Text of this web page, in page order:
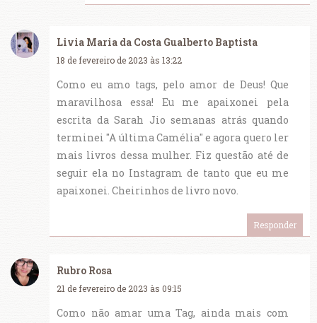
Livia Maria da Costa Gualberto Baptista
18 de fevereiro de 2023 às 13:22
Como eu amo tags, pelo amor de Deus! Que
maravilhosa essa! Eu me apaixonei pela
escrita da Sarah Jio semanas atrás quando
terminei "A última Camélia" e agora quero ler
mais livros dessa mulher. Fiz questão até de
seguir ela no Instagram de tanto que eu me
apaixonei. Cheirinhos de livro novo.
Responder
Rubro Rosa
21 de fevereiro de 2023 às 09:15
Como não amar uma Tag, ainda mais com